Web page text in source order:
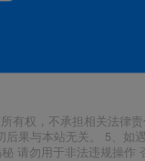
有权，不承担相关法律
果与本站无关。 5、如
请勿用于非法违规操作